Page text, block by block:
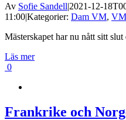
Av Sofie Sandell|2021-12-
11:00|Kategorier: Dam VM,
Mästerskapet har nu nått sitt
Läs mer
0
Frankrike och